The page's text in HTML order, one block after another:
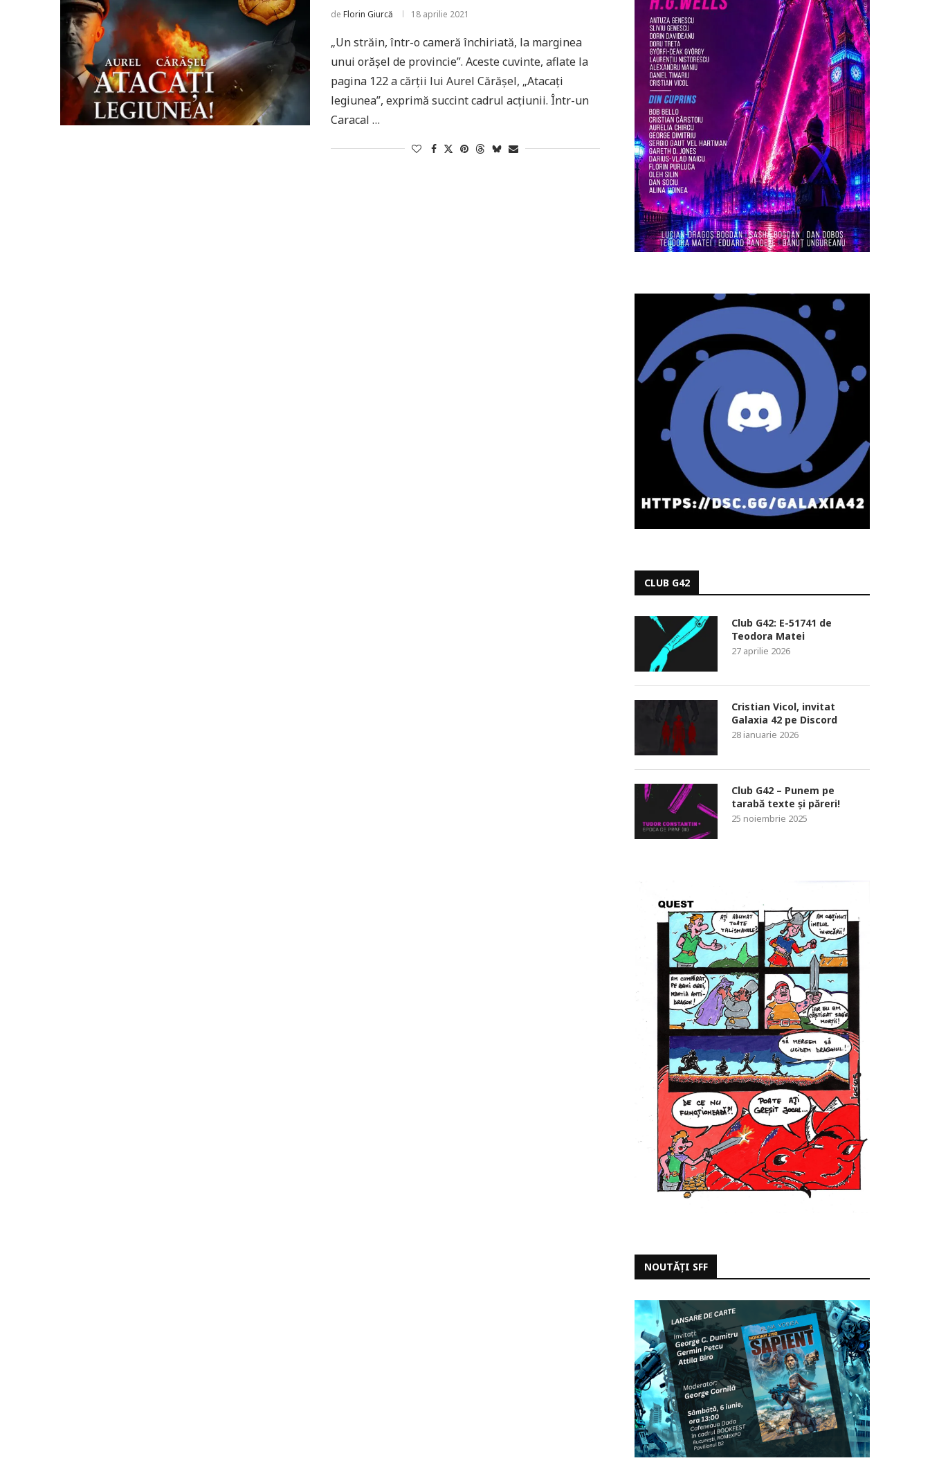
de Florin Giurcă 18 aprilie 2021
„Un străin, într-o cameră închiriată, la marginea
unui orășel de provincie”. Aceste cuvinte, aflate la
pagina 122 a cărții lui Aurel Cărășel, „Atacați
legiunea”, exprimă succint cadrul acțiunii. Într-un
Caracal …
CLUB G42
Club G42: E-51741 de
Teodora Matei
27 aprilie 2026
Cristian Vicol, invitat
Galaxia 42 pe Discord
28 ianuarie 2026
Club G42 – Punem pe
tarabă texte și păreri!
25 noiembrie 2025
NOUTĂȚI SFF